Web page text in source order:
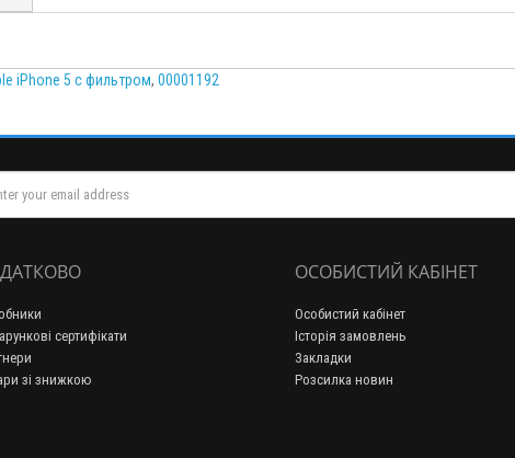
iPhone 5 с фильтром, 00001192
сертифікати
зі знижкою
ОСОБИСТИЙ КАБІНЕТ
Особистий кабінет
Історія замовлень
Закладки
Розсилка новин